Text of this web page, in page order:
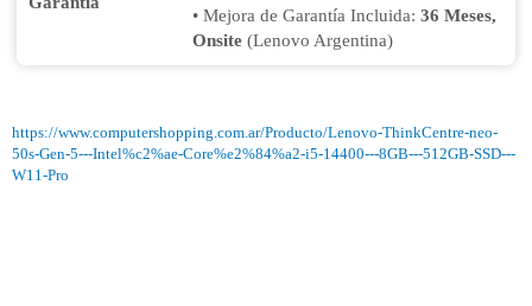
• Mejora de Garantía Incluida:36 Meses,
Onsite (Lenovo Argentina)
https://www.computershopping.com.ar/Producto/Lenovo-ThinkCentre-neo-
50s-Gen-5---Intel%c2%ae-Core%e2%84%a2-i5-14400---8GB---512GB-SSD---
W11-Pro